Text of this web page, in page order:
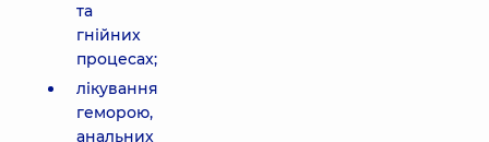
та
гнійних
процесах;
лікування
геморою,
анальних